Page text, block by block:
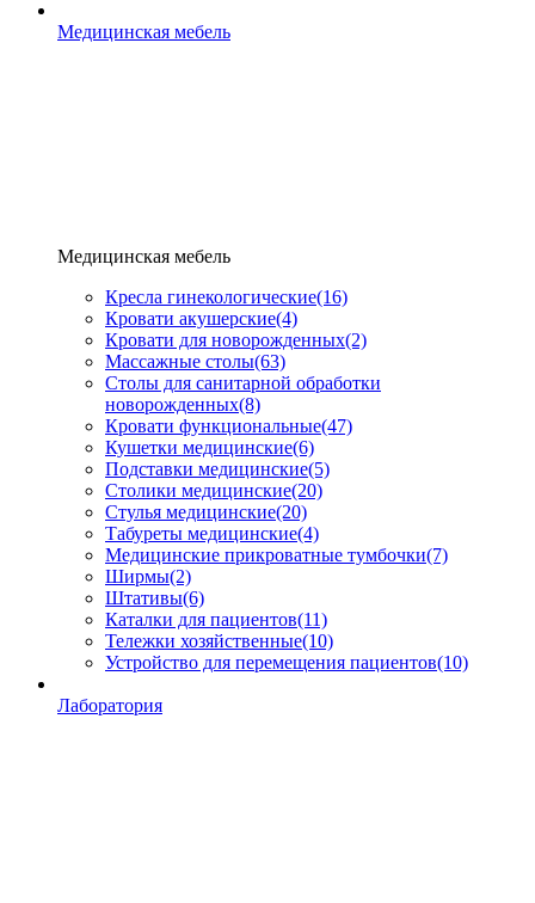
Медицинская мебель
Медицинская мебель
Кресла гинекологические(16)
Кровати акушерские(4)
Кровати для новорожденных(2)
Массажные столы(63)
Столы для санитарной обработки
новорожденных(8)
Кровати функциональные(47)
Кушетки медицинские(6)
Подставки медицинские(5)
Столики медицинские(20)
Стулья медицинские(20)
Табуреты медицинские(4)
Медицинские прикроватные тумбочки(7)
Ширмы(2)
Штативы(6)
Каталки для пациентов(11)
Тележки хозяйственные(10)
Устройство для перемещения пациентов(10)
Лаборатория